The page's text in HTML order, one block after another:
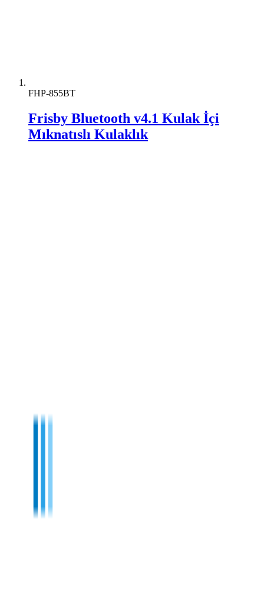
FHP-855BT
Frisby Bluetooth v4.1 Kulak İçi
Mıknatıslı Kulaklık